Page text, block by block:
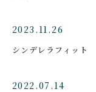
2023.11.26
シンデレラフィット
2022.07.14